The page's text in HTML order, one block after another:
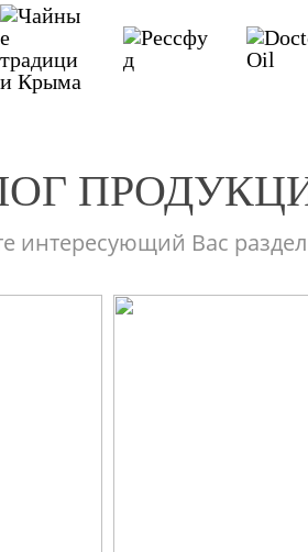
интересующий Вас раздел